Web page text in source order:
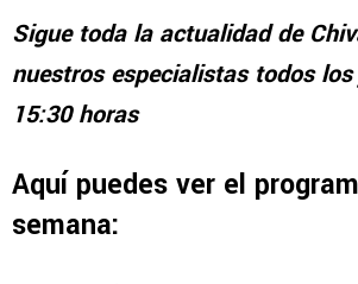
Sigue toda la actualidad de
nuestros especialistas todos
15:30 horas
Aquí puedes ver el
semana: